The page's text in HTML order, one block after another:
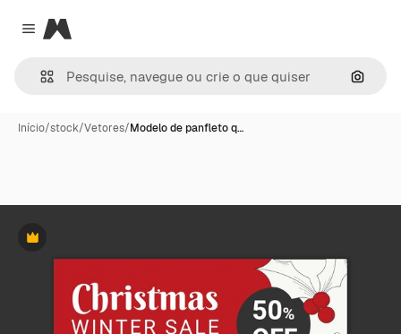
Close menu
Magnific
Início/stock/Vetores/Modelo de panfleto q…
Premium